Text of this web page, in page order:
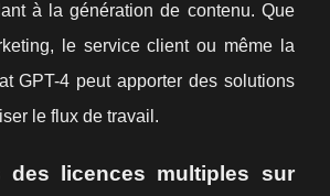
à la génération de contenu. Que
le service client ou même la
GPT-4 peut apporter des solutions
le flux de travail.
des licences multiples sur